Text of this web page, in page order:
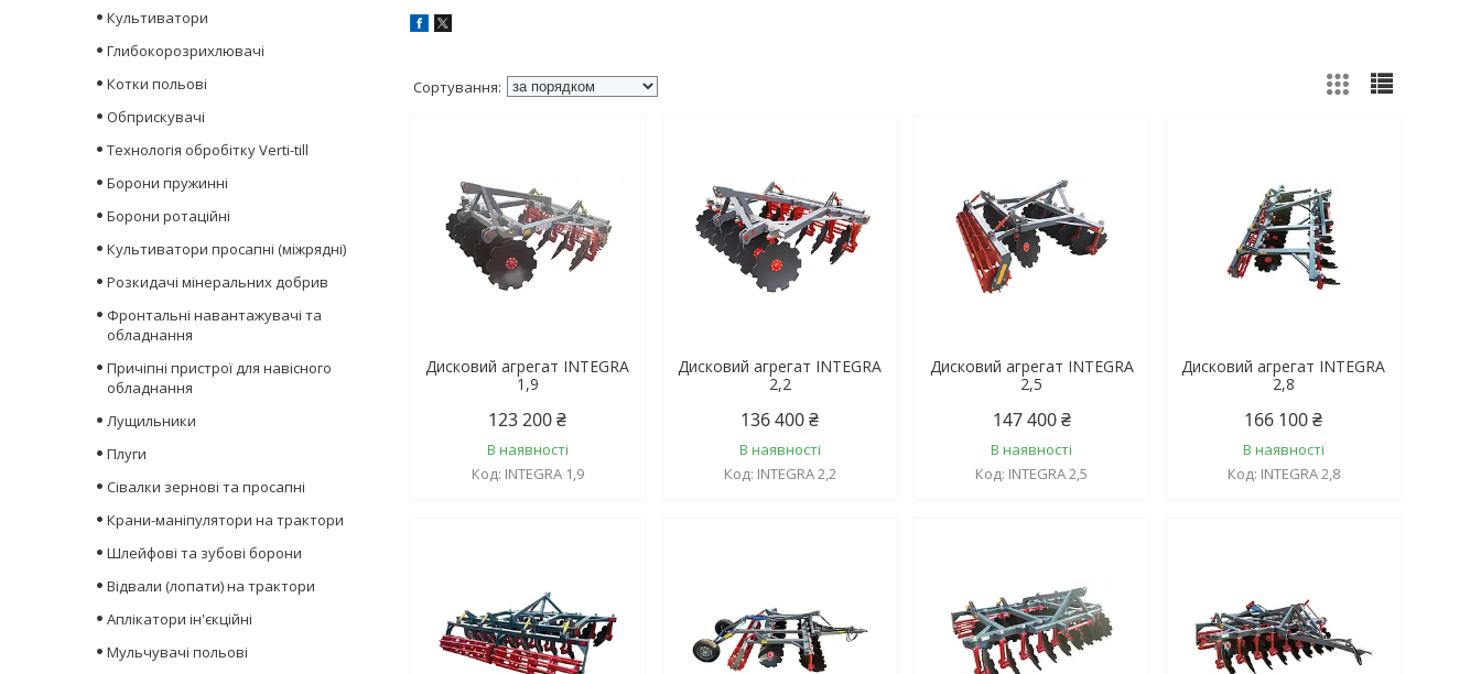
Дисковий агрегат INTEGRA
1,9
123 200 ₴
В наявності
INTEGRA 1,9
Дисковий агрегат INTEGRA
2,2
136 400 ₴
В наявності
INTEGRA 2,2
Дисковий агрегат INTEGRA
2,5
147 400 ₴
В наявності
INTEGRA 2,5
Дисковий агрегат INTEGRA
2,8
166 100 ₴
В наявності
INTEGRA 2,8
Культиватори
Глибокорозрихлювачі
Котки польові
Обприскувачі
Технологія обробітку Verti-till
Борони пружинні
Борони ротаційні
Культиватори просапні (міжрядні)
Розкидачі мінеральних добрив
Фронтальні навантажувачі та
обладнання
Причіпні пристрої для навісного
обладнання
Лущильники
Плуги
Сівалки зернові та просапні
Крани-маніпулятори на трактори
Шлейфові та зубові борони
Відвали (лопати) на трактори
Аплікатори ін'єкційні
Мульчувачі польові